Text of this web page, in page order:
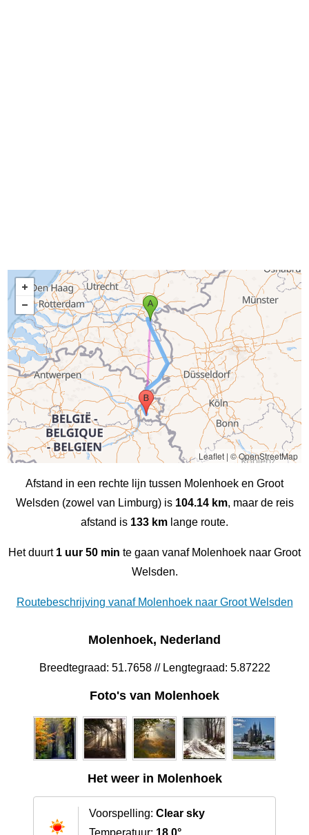
Leaflet| © OpenStreetMap
Afstand in een rechte lijn tussen Molenhoek en Groot
Welsden (zowel van Limburg) is 104.14 km, maar de reis
afstand is 133 km lange route.
Het duurt 1 uur 50 min te gaan vanaf Molenhoek naar Groot
Welsden.
Routebeschrijving vanaf Molenhoek naar Groot Welsden
Molenhoek, Nederland
Breedtegraad: 51.7658 // Lengtegraad: 5.87222
Foto's van Molenhoek
Het weer in Molenhoek
Voorspelling: Clear sky